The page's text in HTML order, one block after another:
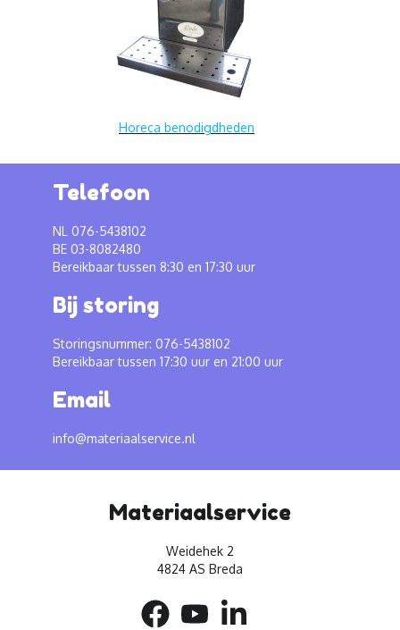
Horeca benodigdheden
Telefoon
NL 076-5438102
BE 03-8082480
Bereikbaar tussen 8:30 en 17:30 uur
Bij storing
Storingsnummer: 076-5438102
Bereikbaar tussen 17:30 uur en 21:00 uur
Email
info@materiaalservice.nl
Materiaalservice
Weidehek 2
4824 AS Breda